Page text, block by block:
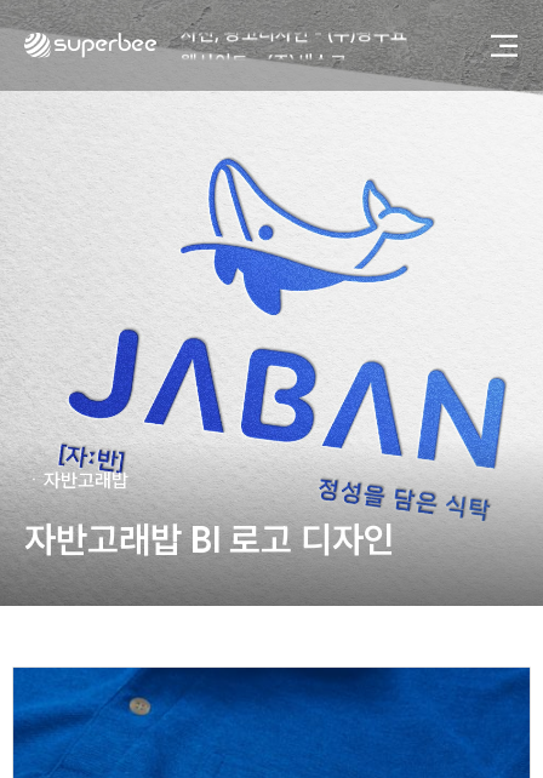
사진, 광고디자인 - (주)광주요
웹사이트 - (주)세스코
제품디자인 - 삼성전자㈜
동영상, 카탈로그 - 피자마루
웹사이트 - 백조씽크
사진, 광고디자인 - 중외제약
패키지, 디자인 - 고려은단
동영상 - (주)듀오백
동영상 - ㈜고피자
동영상 - 모모스커피㈜
동영상 - 삼양홀딩스
동영상 - 킷캣
사진, 광고디자인 - (주)화요
사진, 광고디자인 - (주)광주요
웹사이트 - (주)세스코
제품디자인 - 삼성전자㈜
동영상, CI - 카피어랜드㈜
동영상, 카탈로그 - 피자마루
패키지, 디자인 - 고려은단
동영상 - (주)듀오백
동영상 - ㈜고피자
ㆍ자반고래밥
자반고래밥 BI 로고 디자인